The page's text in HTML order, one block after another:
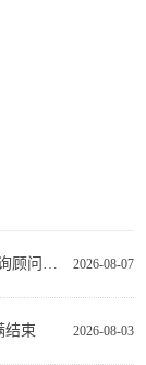
2026-08-07
如何应对不确定性和复杂性?哈尔滨企业管理咨询顾问这样看!
2026-08-03
结束